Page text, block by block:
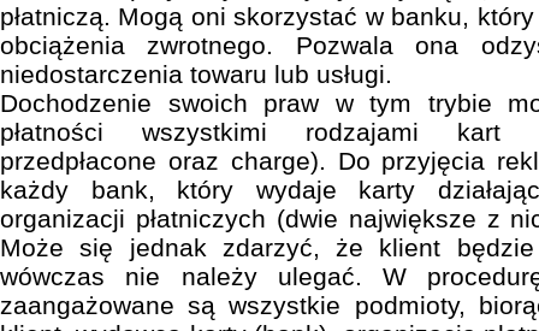
płatniczą. Mogą oni skorzystać w banku, który
obciążenia zwrotnego. Pozwala ona
niedostarczenia towaru lub usługi.
Dochodzenie swoich praw w tym trybie
płatności wszystkimi rodzajami kart
przedpłacone oraz charge). Do przyjęcia
każdy bank, który wydaje karty
organizacji płatniczych (dwie największe z
Może się jednak zdarzyć, że klient
wówczas nie należy ulegać. W
zaangażowane są wszystkie podmioty,